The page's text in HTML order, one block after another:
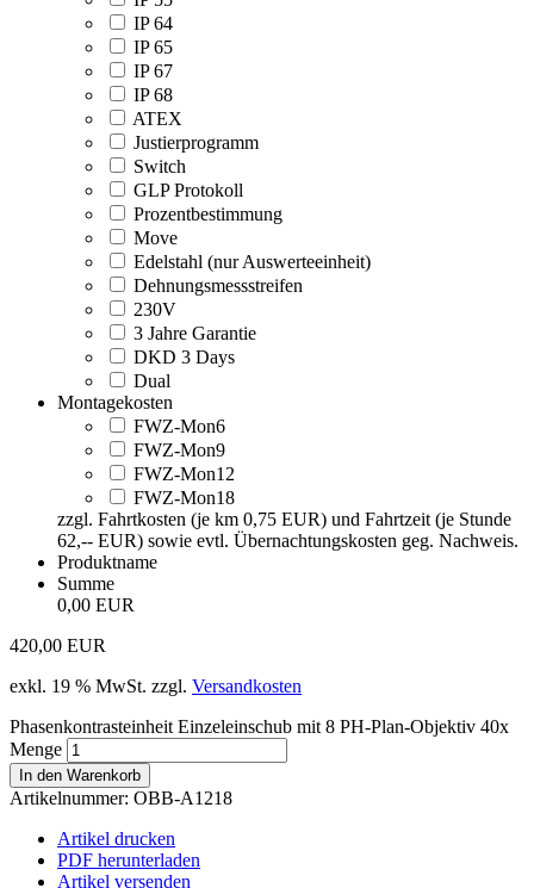
IP 64
IP 65
IP 67
IP 68
ATEX
Justierprogramm
Switch
GLP Protokoll
Prozentbestimmung
Move
Edelstahl (nur Auswerteeinheit)
Dehnungsmessstreifen
230V
3 Jahre Garantie
DKD 3 Days
Dual
Montagekosten
FWZ-Mon6
FWZ-Mon9
FWZ-Mon12
FWZ-Mon18
zzgl. Fahrtkosten (je km 0,75 EUR) und Fahrtzeit (je Stunde
62,-- EUR) sowie evtl. Übernachtungskosten geg. Nachweis.
Produktname
Summe
0,00 EUR
420,00 EUR
exkl. 19 % MwSt. zzgl. Versandkosten
Phasenkontrasteinheit Einzeleinschub mit 8 PH-Plan-Objektiv 40x
Menge
In den Warenkorb
Artikelnummer: OBB-A1218
Artikel drucken
PDF herunterladen
Artikel versenden